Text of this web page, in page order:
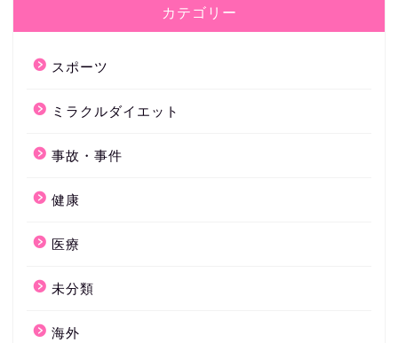
カテゴリー
スポーツ
ミラクルダイエット
事故・事件
健康
医療
未分類
海外